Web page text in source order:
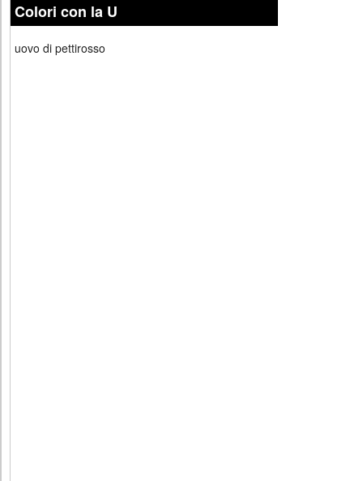
Colori con la U
uovo di pettirosso